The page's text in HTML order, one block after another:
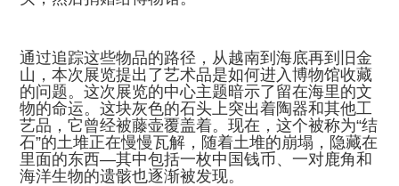
通过追踪这些物品的路径，从越南到海底再到旧金
山，本次展览提出了艺术品是如何进入博物馆收藏
的问题。这次展览的中心主题暗示了留在海里的文
物的命运。这块灰色的石头上突出着陶器和其他工
艺品，它曾经被藤壶覆盖着。现在，这个被称为“结
石”的土堆正在慢慢瓦解，随着土堆的崩塌，隐藏在
里面的东西—其中包括一枚中国钱币、一对鹿角和
海洋生物的遗骸也逐渐被发现。